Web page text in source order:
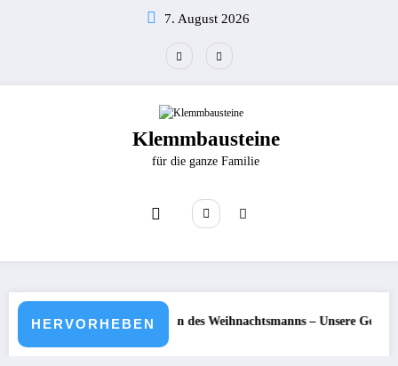
7. August 2026
Klemmbausteine
für die ganze Familie
HERVORHEBEN
des Weihnachtsmanns – Unsere Geschenke sind unterwegs,
LEGO® 40776